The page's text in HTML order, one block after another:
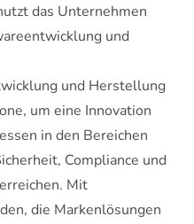
das Unternehmen
und
und Herstellung
um eine Innovation
in den Bereichen
Compliance und
Mit
die Markenlösungen